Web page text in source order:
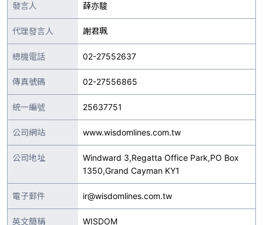
發言人 薛亦駿
代理發言人 謝君珮
總機電話 02-27552637
傳真號碼 02-27556865
統一編號 25637751
公司網站 www.wisdomlines.com.tw
公司地址
Windward 3,Regatta Office Park,PO Box
1350,Grand Cayman KY1
電子郵件 ir@wisdomlines.com.tw
英文簡稱 WISDOM